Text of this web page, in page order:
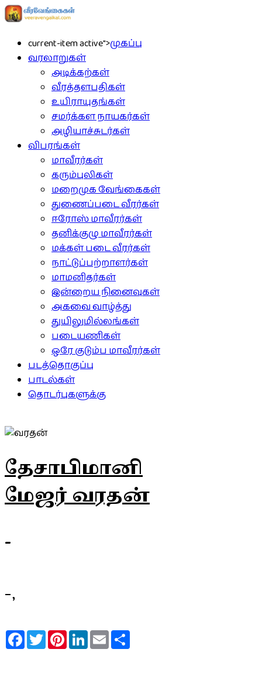
current-item active">முகப்பு
வரலாறுகள்
அடிக்கற்கள்
வீரத்தளபதிகள்
உயிராயுதங்கள்
சமர்க்கள நாயகர்கள்
அழியாச்சுடர்கள்
விபரங்கள்
மாவீரர்கள்
கரும்புலிகள்
மறைமுக வேங்கைகள்
துணைப்படை வீரர்கள்
ஈரோஸ் மாவீரர்கள்
தனிக்குழு மாவீரர்கள்
மக்கள் படை வீரர்கள்
நாட்டுப்பற்றாளர்கள்
மாமனிதர்கள்
இன்றைய நினைவுகள்
அகவை வாழ்த்து
துயிலுமில்லங்கள்
படையணிகள்
ஒரே குடும்ப மாவீரர்கள்
படத்தொகுப்பு
பாடல்கள்
தொடர்புகளுக்கு
தேசாபிமானி
மேஜர் வரதன்
-
-,
FacebookTwitterPinterestLinkedInEmail